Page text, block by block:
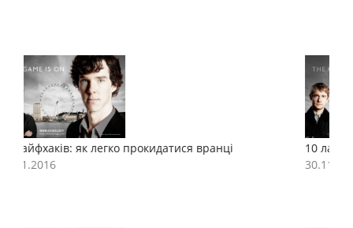
10 лайфхаків: як легко прокидатися вранці
30.11.2016